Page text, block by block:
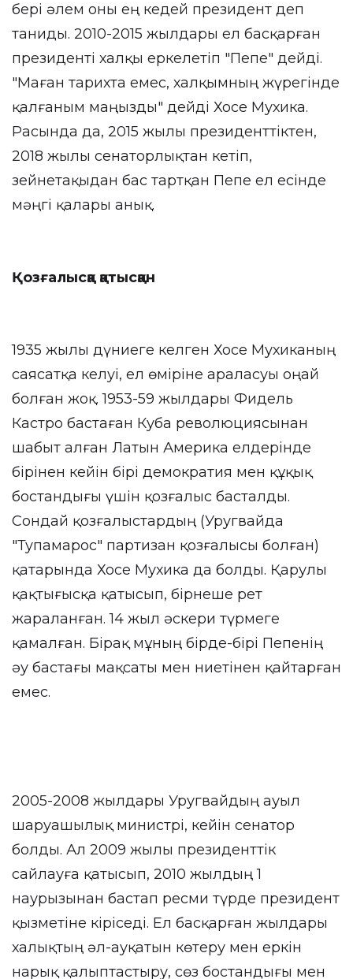
бері әлем оны ең кедей президент деп
таниды. 2010-2015 жылдары ел басқарған
президенті халқы еркелетіп "Пепе" дейді.
"Маған тарихта емес, халқымның жүрегінде
қалғаным маңызды" дейді Хосе Мухика.
Расында да, 2015 жылы президенттіктен,
2018 жылы сенаторлықтан кетіп,
зейнетақыдан бас тартқан Пепе ел есінде
мәңгі қалары анық.
Қозғалысқа қатысқан
1935 жылы дүниеге келген Хосе Мухиканың
саясатқа келуі, ел өміріне араласуы оңай
болған жоқ. 1953-59 жылдары Фидель
Кастро бастаған Куба революциясынан
шабыт алған Латын Америка елдерінде
бірінен кейін бірі демократия мен құқық
бостандығы үшін қозғалыс басталды.
Сондай қозғалыстардың (Уругвайда
"Тупамарос" партизан қозғалысы болған)
қатарында Хосе Мухика да болды. Қарулы
қақтығысқа қатысып, бірнеше рет
жараланған. 14 жыл әскери түрмеге
қамалған. Бірақ мұның бірде-бірі Пепенің
әу бастағы мақсаты мен ниетінен қайтарған
емес.
2005-2008 жылдары Уругвайдың ауыл
шаруашылық министрі, кейін сенатор
болды. Ал 2009 жылы президенттік
сайлауға қатысып, 2010 жылдың 1
наурызынан бастап ресми түрде президент
қызметіне кіріседі. Ел басқарған жылдары
халықтың әл-ауқатын көтеру мен еркін
нарық қалыптастыру, сөз бостандығы мен